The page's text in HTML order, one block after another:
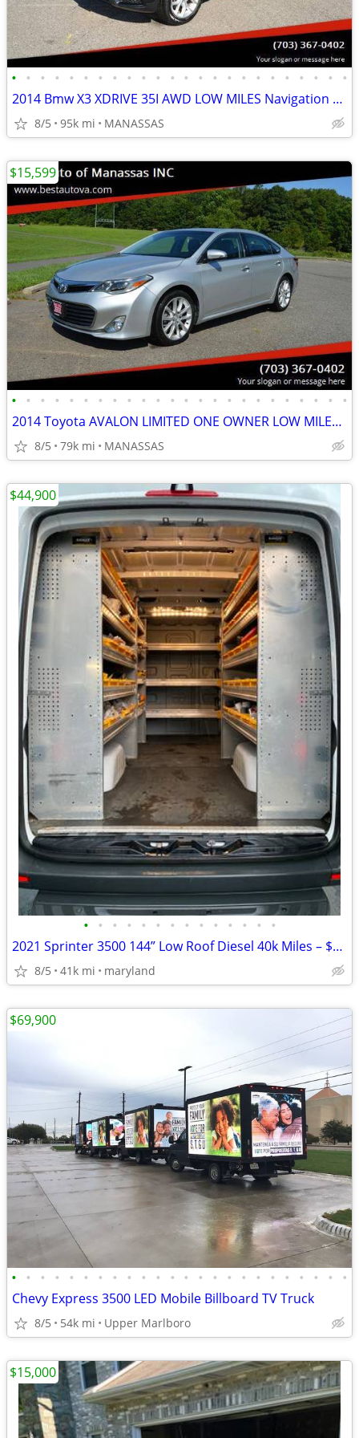
• • • • • • • • • • • • • • • • • • • • • • • •
2014 Bmw X3 XDRIVE 35I AWD LOW MILES Navigation System
8/5 95k mi MANASSAS
• • • • • • • • • • • • • • • • • • • • • • • •
2014 Toyota AVALON LIMITED ONE OWNER LOW MILES Navigation System
8/5 79k mi MANASSAS
$15,599
• • • • • • • • • • • • • •
2021 Sprinter 3500 144” Low Roof Diesel 40k Miles – $13k Aluminum Upfi
8/5 41k mi maryland
$44,900
• • • • • • • • • • • • • • • • • • • • • • • •
Chevy Express 3500 LED Mobile Billboard TV Truck
8/5 54k mi Upper Marlboro
$69,900
$15,000